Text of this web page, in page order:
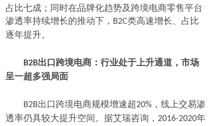
占比七成；同时在品牌化趋势及跨境电商零售平台
渗透率持续增长的推动下， B2C类高速增长、占比
逐年提升。
B2B出口跨境电商：行业处于上升通道，市场
呈一超多强局面
B2B出口跨境电商规模增速超20% ，线上交易渗
透率仍具较大提升空间。据艾瑞咨询， 2016-2020年